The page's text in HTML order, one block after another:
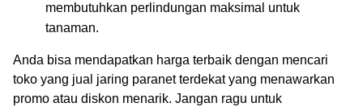
membutuhkan perlindungan maksimal untuk
tanaman.
Anda bisa mendapatkan harga terbaik dengan mencari
toko yang jual jaring paranet terdekat yang menawarkan
promo atau diskon menarik. Jangan ragu untuk